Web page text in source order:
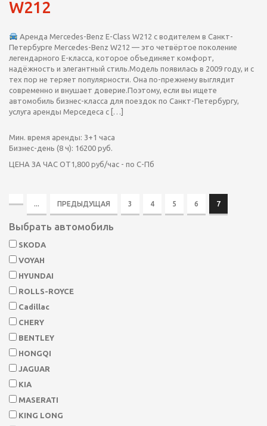
W212
Аренда Mercedes-Benz E-Class W212 с водителем в Санкт-
Петербурге Mercedes-Benz W212 — это четвёртое поколение
легендарного E-класса, которое объединяет комфорт,
надёжность и элегантный стиль.Модель появилась в 2009 году, и с
тех пор не теряет популярности. Она по-прежнему выглядит
современно и внушает доверие.Поэтому, если вы ищете
автомобиль бизнес-класса для поездок по Санкт-Петербургу,
услуга аренды Мерседеса с […]
Мин. время аренды: 3+1 часа
Бизнес-день (8 ч): 16200 руб.
ЦЕНА ЗА ЧАС ОТ1,800 руб/час - по С-Пб
... ПРЕДЫДУЩАЯ 3 4 5 6 7
Выбрать автомобиль
SKODA
VOYAH
HYUNDAI
ROLLS-ROYCE
Cadillac
CHERY
BENTLEY
HONGQI
JAGUAR
KIA
MASERATI
KING LONG